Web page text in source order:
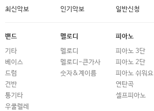
최신악보 인기악보 일반신청
밴드
기타
베이스
드럼
건반
통기타
우쿨렐레
멜로디
멜로디
멜로디-큰가사
숫자&계이름
피아노
피아노 3단
피아노 2단
피아노 쉬워요
연탄곡
셀프피아노